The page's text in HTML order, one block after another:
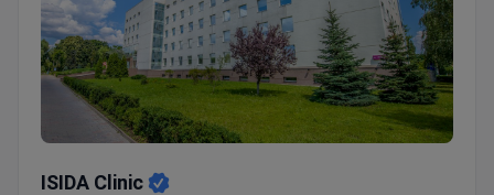
clínico se ofrece un chequeo médicocompleto.
ISIDA Clinic